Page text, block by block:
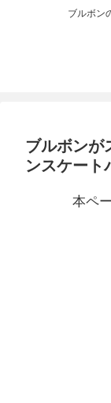
ブルボン
ブルボンが
ンスケート
本ペ